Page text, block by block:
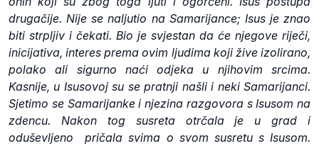
drugačije. Nije se naljutio na Samarijance; Isus je znao
biti strpljiv i čekati. Bio je svjestan da će njegove riječi,
inicijativa, interes prema ovim ljudima koji žive izolirano,
polako ali sigurno naći odjeka u njihovim srcima.
Kasnije, u Isusovoj su se pratnji našli i neki Samarijanci.
Sjetimo se Samarijanke i njezina razgovora s Isusom na
zdencu. Nakon tog susreta otrčala je u grad i
oduševljeno pričala svima o svom susretu s Isusom.